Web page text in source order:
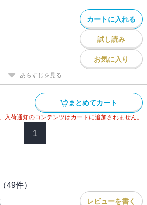
カートに入れる
試し読み
お気に入り
あらすじを見る
まとめてカート
入荷通知のコンテンツはカートに追加されません。
1
（49件）
レビューを書く